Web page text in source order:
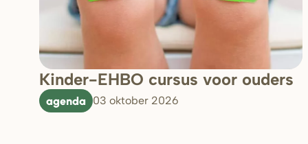
Kinder-EHBO cursus voor ouders
agenda 03 oktober 2026